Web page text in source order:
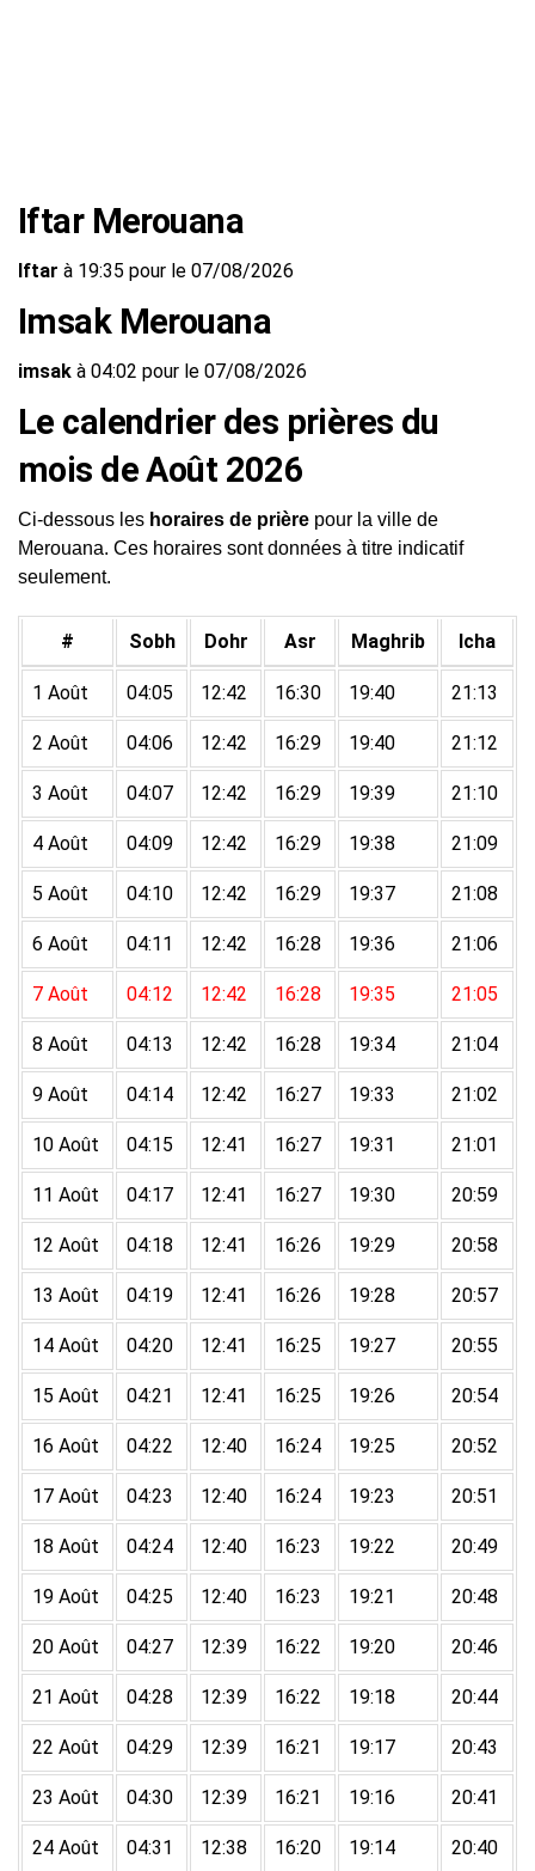
Iftar Merouana
Iftar à 19:35 pour le 07/08/2026
Imsak Merouana
imsak à 04:02 pour le 07/08/2026
Le calendrier des prières du
mois de Août 2026
Ci-dessous les horaires de prière pour la ville de
Merouana. Ces horaires sont données à titre indicatif
seulement.
# Sobh Dohr Asr Maghrib Icha
1 Août 04:05 12:42 16:30 19:40 21:13
2 Août 04:06 12:42 16:29 19:40 21:12
3 Août 04:07 12:42 16:29 19:39 21:10
4 Août 04:09 12:42 16:29 19:38 21:09
5 Août 04:10 12:42 16:29 19:37 21:08
6 Août 04:11 12:42 16:28 19:36 21:06
7 Août 04:12 12:42 16:28 19:35 21:05
8 Août 04:13 12:42 16:28 19:34 21:04
9 Août 04:14 12:42 16:27 19:33 21:02
10 Août 04:15 12:41 16:27 19:31 21:01
11 Août 04:17 12:41 16:27 19:30 20:59
12 Août 04:18 12:41 16:26 19:29 20:58
13 Août 04:19 12:41 16:26 19:28 20:57
14 Août 04:20 12:41 16:25 19:27 20:55
15 Août 04:21 12:41 16:25 19:26 20:54
16 Août 04:22 12:40 16:24 19:25 20:52
17 Août 04:23 12:40 16:24 19:23 20:51
18 Août 04:24 12:40 16:23 19:22 20:49
19 Août 04:25 12:40 16:23 19:21 20:48
20 Août 04:27 12:39 16:22 19:20 20:46
21 Août 04:28 12:39 16:22 19:18 20:44
22 Août 04:29 12:39 16:21 19:17 20:43
23 Août 04:30 12:39 16:21 19:16 20:41
24 Août 04:31 12:38 16:20 19:14 20:40